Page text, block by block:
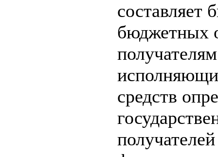
составляет
бюджетных
средств